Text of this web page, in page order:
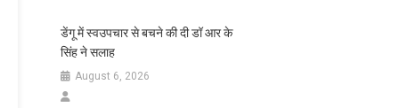
डेंगू में स्वउपचार से बचने की दी डॉ आर के
सिंह ने सलाह
August 6, 2026